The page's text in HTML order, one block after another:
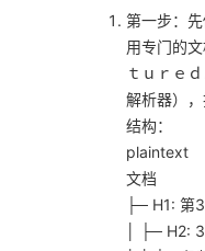
第一步：先
用专门的
ｔｕｒｅ
解析器）
结构：
plaintext
文档
├─ H1: 第
│ ├─ H2: